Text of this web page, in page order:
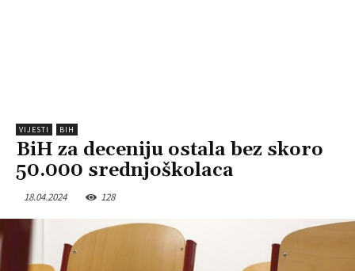
VIJESTI BIH
BiH za deceniju ostala bez skoro
50.000 srednjoškolaca
18.04.2024 128